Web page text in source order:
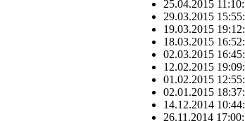
25.04.2015 11:10:
29.03.2015 15:55:
19.03.2015 19:12:
18.03.2015 16:52:
02.03.2015 16:45:
12.02.2015 19:09:
01.02.2015 12:55:
02.01.2015 18:37:
14.12.2014 10:44:
26.11.2014 17:00: